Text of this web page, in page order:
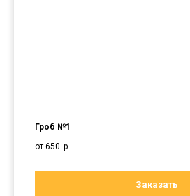
Гроб №1
от 650 р.
Заказать